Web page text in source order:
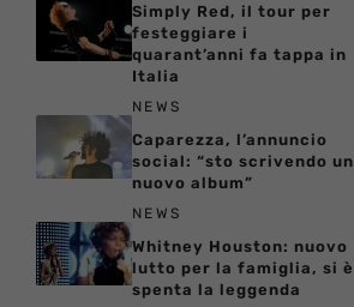
Simply Red, il tour per
festeggiare i
quarant’anni fa tappa in
Italia
NEWS
Caparezza, l’annuncio
social: “sto scrivendo un
nuovo album”
NEWS
Whitney Houston: nuovo
lutto per la famiglia, si è
spenta la leggenda